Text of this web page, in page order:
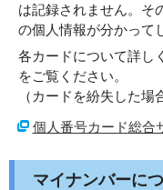
は記録されません。そ
の個人情報が分かって
各カードについて詳し
をご覧ください。
（カードを紛失した場
個人番号カード総合
マイナンバーに